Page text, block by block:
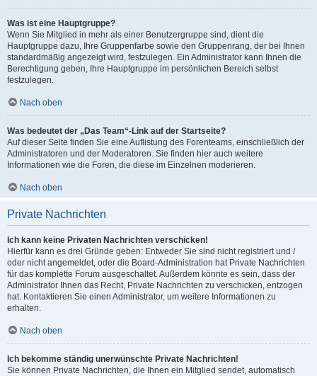
Was ist eine Hauptgruppe?
Wenn Sie Mitglied in mehr als einer Benutzergruppe sind, dient die
Hauptgruppe dazu, Ihre Gruppenfarbe sowie den Gruppenrang, der bei Ihnen
standardmäßig angezeigt wird, festzulegen. Ein Administrator kann Ihnen die
Berechtigung geben, Ihre Hauptgruppe im persönlichen Bereich selbst
festzulegen.
Nach oben
Was bedeutet der „Das Team“-Link auf der Startseite?
Auf dieser Seite finden Sie eine Auflistung des Forenteams, einschließlich der
Administratoren und der Moderatoren. Sie finden hier auch weitere
Informationen wie die Foren, die diese im Einzelnen moderieren.
Nach oben
Private Nachrichten
Ich kann keine Privaten Nachrichten verschicken!
Hierfür kann es drei Gründe geben: Entweder Sie sind nicht registriert und /
oder nicht angemeldet, oder die Board-Administration hat Private Nachrichten
für das komplette Forum ausgeschaltet. Außerdem könnte es sein, dass der
Administrator Ihnen das Recht, Private Nachrichten zu verschicken, entzogen
hat. Kontaktieren Sie einen Administrator, um weitere Informationen zu
erhalten.
Nach oben
Ich bekomme ständig unerwünschte Private Nachrichten!
Sie können Private Nachrichten, die Ihnen ein Mitglied sendet, automatisch